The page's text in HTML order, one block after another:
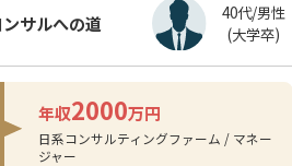
サルへの道
40代/男性
(大学卒)
年収2000万円
日系コンサルティングファーム / マネー
ジャー